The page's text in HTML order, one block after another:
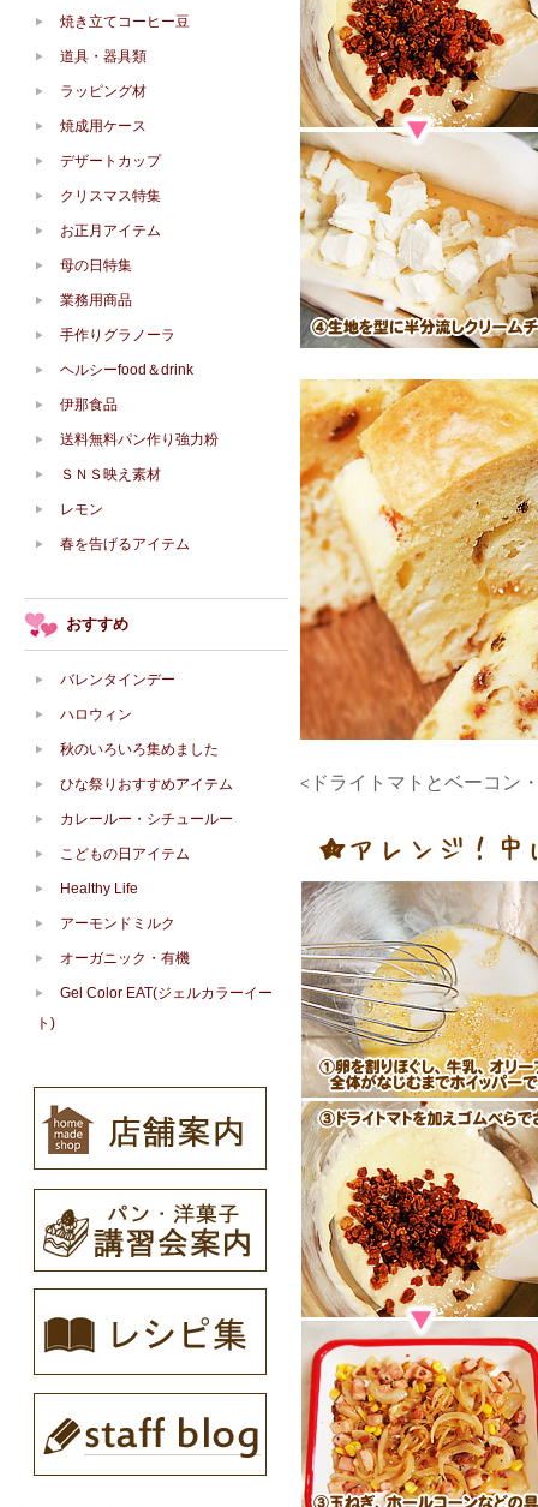
< ドライトマトとベーコン
焼き立てコーヒー豆
道具・器具類
ラッピング材
焼成用ケース
デザートカップ
クリスマス特集
お正月アイテム
母の日特集
業務用商品
手作りグラノーラ
ヘルシーfood＆drink
伊那食品
送料無料パン作り強力粉
ＳＮＳ映え素材
レモン
春を告げるアイテム
おすすめ
バレンタインデー
ハロウィン
秋のいろいろ集めました
ひな祭りおすすめアイテム
カレールー・シチュールー
こどもの日アイテム
Healthy Life
アーモンドミルク
オーガニック・有機
Gel Color EAT(ジェルカラーイー
ト)